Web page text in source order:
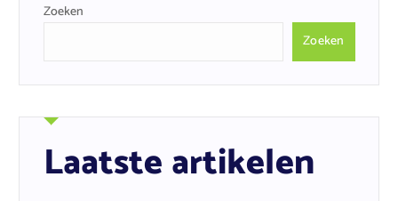
Zoeken
Zoeken
Laatste artikelen